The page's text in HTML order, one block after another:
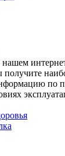
по